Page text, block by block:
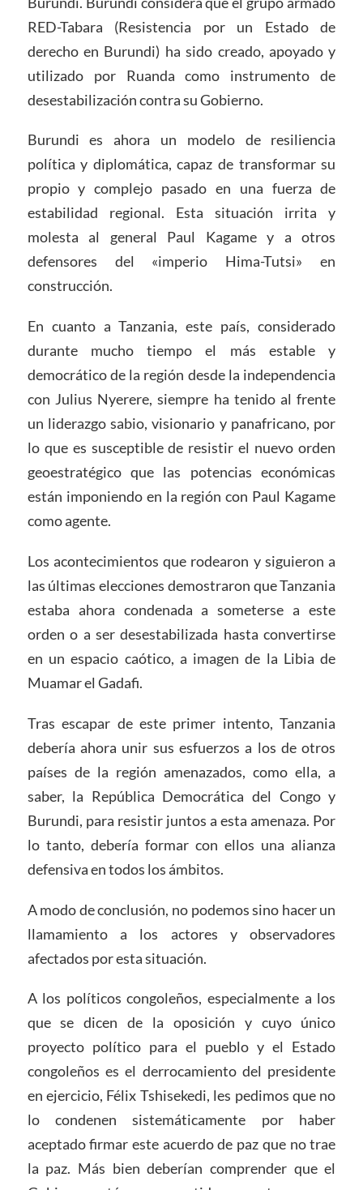
RED-Tabara (Resistencia por un Estado de
derecho en Burundi) ha sido creado, apoyado y
utilizado por Ruanda como instrumento de
desestabilización contra su Gobierno.
Burundi es ahora un modelo de resiliencia
política y diplomática, capaz de transformar su
propio y complejo pasado en una fuerza de
estabilidad regional. Esta situación irrita y
molesta al general Paul Kagame y a otros
defensores del «imperio Hima-Tutsi» en
construcción.
En cuanto a Tanzania, este país, considerado
durante mucho tiempo el más estable y
democrático de la región desde la independencia
con Julius Nyerere, siempre ha tenido al frente
un liderazgo sabio, visionario y panafricano, por
lo que es susceptible de resistir el nuevo orden
geoestratégico que las potencias económicas
están imponiendo en la región con Paul Kagame
como agente.
Los acontecimientos que rodearon y siguieron a
las últimas elecciones demostraron que Tanzania
estaba ahora condenada a someterse a este
orden o a ser desestabilizada hasta convertirse
en un espacio caótico, a imagen de la Libia de
Muamar el Gadafi.
Tras escapar de este primer intento, Tanzania
debería ahora unir sus esfuerzos a los de otros
países de la región amenazados, como ella, a
saber, la República Democrática del Congo y
Burundi, para resistir juntos a esta amenaza. Por
lo tanto, debería formar con ellos una alianza
defensiva en todos los ámbitos.
A modo de conclusión, no podemos sino hacer un
llamamiento a los actores y observadores
afectados por esta situación.
A los políticos congoleños, especialmente a los
que se dicen de la oposición y cuyo único
proyecto político para el pueblo y el Estado
congoleños es el derrocamiento del presidente
en ejercicio, Félix Tshisekedi, les pedimos que no
lo condenen sistemáticamente por haber
aceptado firmar este acuerdo de paz que no trae
la paz. Más bien deberían comprender que el